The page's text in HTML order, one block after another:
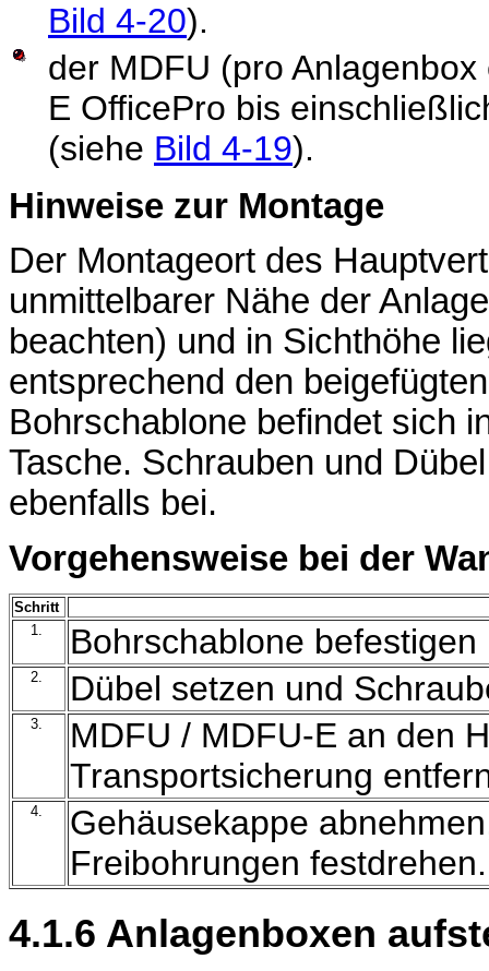
Bild 4-20).
der MDFU (pro
E OfficePro bis
(siehe Bild 4-19).
Hinweise zur Montage
Der Montageort des
unmittelbarer Nähe der
beachten) und in Sichthöhe
entsprechend den
Bohrschablone befindet sich
Tasche. Schrauben und
ebenfalls bei.
Vorgehensweise bei der
Schritt
1.
Bohrschablone
2. Dübel setzen und
3.
MDFU / MDFU-E an den
Transportsicherung
4.
Gehäusekappe
Freibohrungen
4.1.6 Anlagenboxen